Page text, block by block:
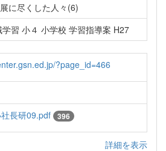
に尽くした人々(6)
習 小４ 小学校 学習指導案 H27
?page_id=466
長研09.pdf 396
詳細を表示